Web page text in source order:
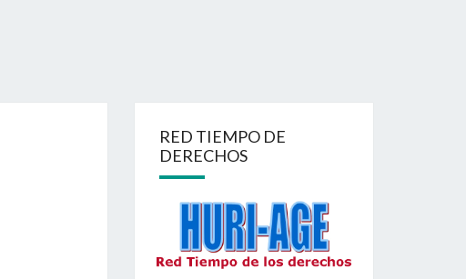
RED TIEMPO DE
DERECHOS